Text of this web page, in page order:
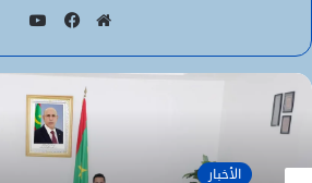
الويب
الأخبار